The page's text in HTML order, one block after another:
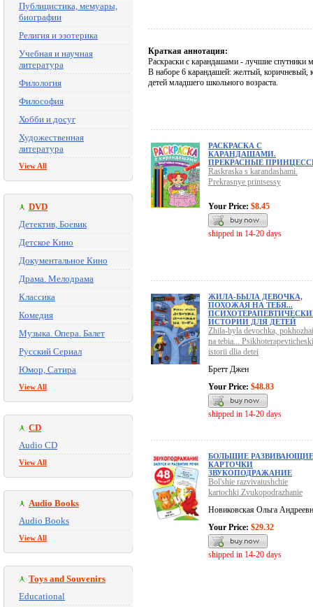
Публицистика, мемуары,
биографии
Религия и эзотерика
Учебная и научная
литература
Филология
Философия
Хобби и досуг
Художественная
литература
View All
DVD
Детектив, Боевик
Детское Кино
Документальное Кино
Драма. Мелодрама
Классика
Комедия
Музыка. Опера. Балет
Русский Сериал
Юмор, Сатира
View All
CD
Audio CD
View All
Audio Books
Audio Books
View All
Toys and Souvenirs
Educational
Краткая аннотация:
Раскраски с карандашами - лучшие спутники
В наборе 6 карандашей: желтый, коричневый,
детей младшего школьного возраста.
РАСКРАСКА С
КАРАНДАШАМИ.
ПРЕКРАСНЫЕ
Raskraska s karandashami.
Prekrasnye printsessy
Your Price: $8.45
shipped in 14-20 days
ЖИЛА-БЫЛА ДЕВОЧКА,
ПОХОЖАЯ НА ТЕБЯ...
ИСТОРИИ ДЛЯ ДЕТЕЙ
Zhila-byla devochka,
na tebia...
istorii dlia detei
Бретт Джен
Your Price: $48.83
shipped in 14-20 days
БОЛЬШИЕ РАЗВИВАЮЩИЕ
КАРТОЧКИ
ЗВУКОПОДРАЖАНИЕ
Bol'shie razvivaiushchie
kartochki Zvukopodrazhanie
Новиковская Ольга
Your Price: $29.32
shipped in 14-20 days